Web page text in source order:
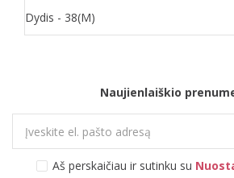
Dydis - 38(M)
Naujienlaiškio
Aš perskaičiau ir sutinku su